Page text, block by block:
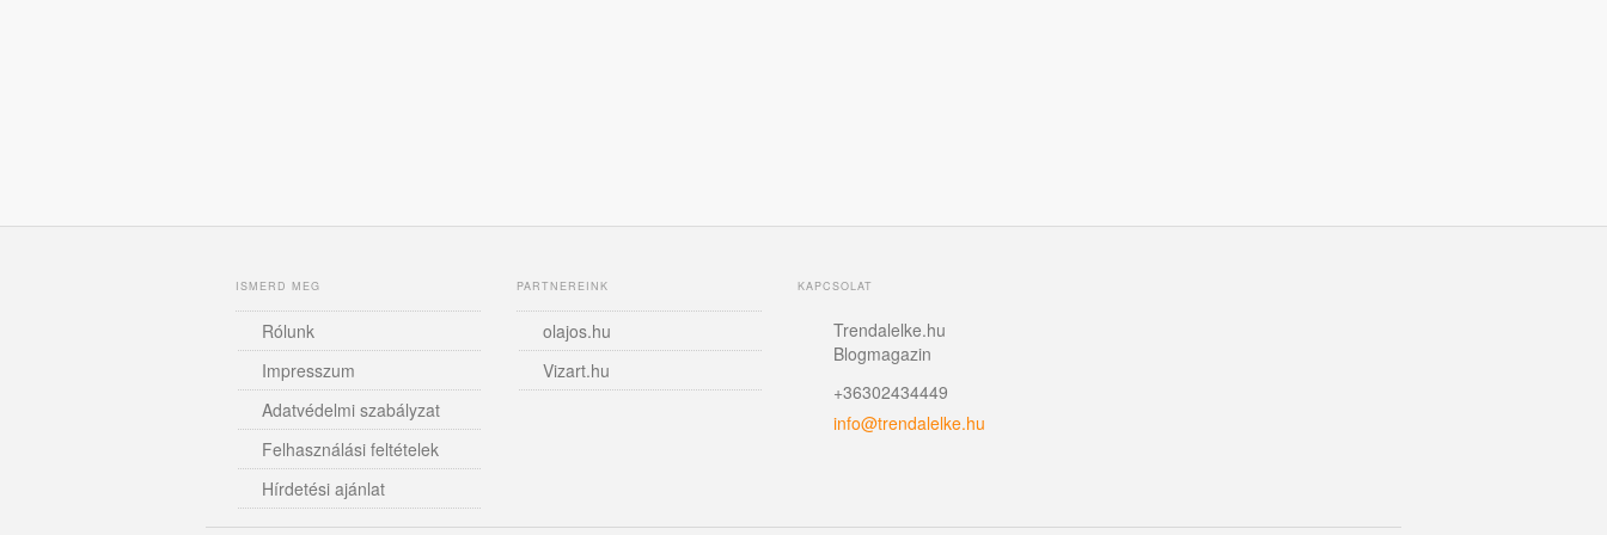
ISMERD MEG
Rólunk
Impresszum
Adatvédelmi szabályzat
Felhasználási feltételek
Hírdetési ajánlat
PARTNEREINK
olajos.hu
Vizart.hu
KAPCSOLAT
Trendalelke.hu
Blogmagazin
+36302434449
info@trendalelke.hu